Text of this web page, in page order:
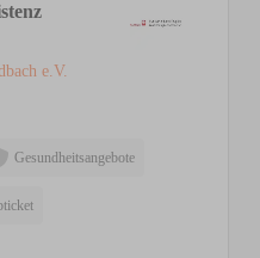
e.V.
Gesundheitsangebote